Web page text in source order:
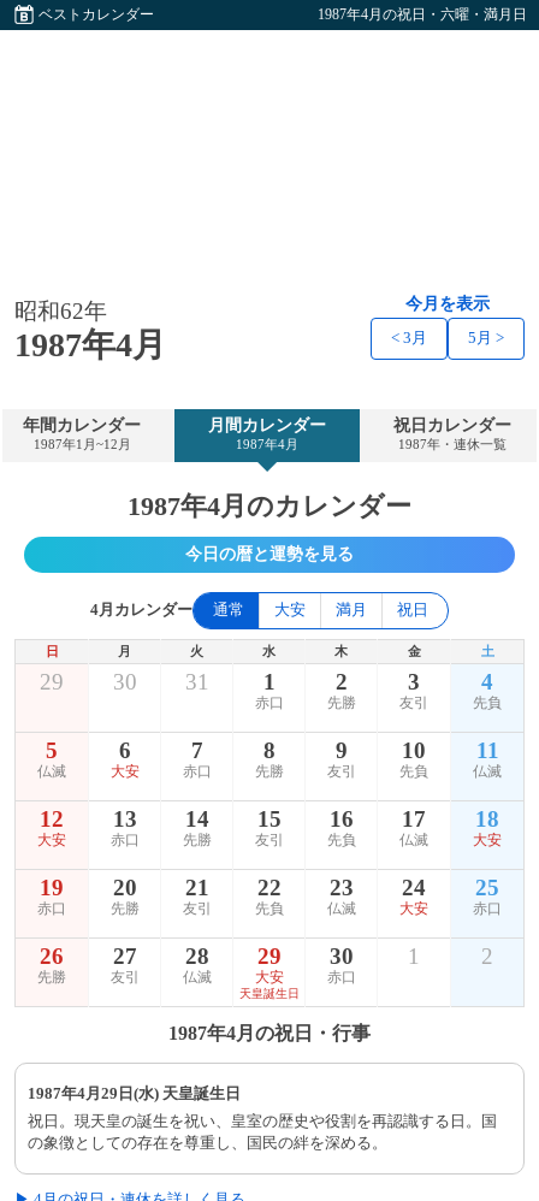
ベストカレンダー 1987年4月の祝日・六曜・満月日
昭和62年
1987年4月
今月を表示
< 3月 5月 >
年間カレンダー
1987年1月~12月
月間カレンダー
1987年4月
祝日カレンダー
1987年・連休一覧
1987年4月のカレンダー
今日の暦と運勢を見る
4月カレンダー 通常 大安 満月 祝日
日 月 火 水 木 金 土
29 30 31 1
赤口
2
先勝
3
友引
4
先負
5
仏滅
6
大安
7
赤口
8
先勝
9
友引
10
先負
11
仏滅
12
大安
13
赤口
14
先勝
15
友引
16
先負
17
仏滅
18
大安
19
赤口
20
先勝
21
友引
22
先負
23
仏滅
24
大安
25
赤口
26
先勝
27
友引
28
仏滅
29
大安
天皇誕生日
30
赤口
1 2
1987年4月の祝日・行事
1987年4月29日(水) 天皇誕生日
祝日。現天皇の誕生を祝い、皇室の歴史や役割を再認識する日。国
の象徴としての存在を尊重し、国民の絆を深める。